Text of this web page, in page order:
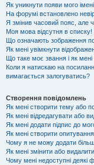
Як уникнути появи мого
На форумі встановлено
Я змінив часовий пояс, але
Моя мова відсутня в списку!
Що означають зображення
Як мені увімкнути
Що таке моє звання і як мені
Коли я натискаю на
вимагається залогуватись?
Створення повідомлень
Як мені створити тему або
Як мені відредагувати або
Як мені додати підпис до
Як мені створити
Чому я не можу додати
Як мені змінити або
Чому мені недоступні деякі